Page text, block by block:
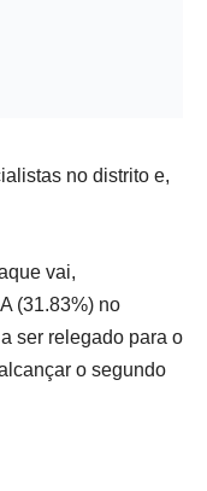
no distrito e,
vai,
(31.83%) no
ser relegado para o
o segundo